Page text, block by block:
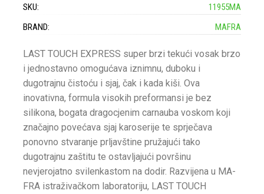
SKU:
11955MA
BRAND:
MAFRA
LAST TOUCH EXPRESS super brzi tekući vosak brzo
i jednostavno omogućava iznimnu, duboku i
dugotrajnu čistoću i sjaj, čak i kada kiši. Ova
inovativna, formula visokih preformansi je bez
silikona, bogata dragocjenim carnauba voskom koji
značajno povećava sjaj karoserije te sprječava
ponovno stvaranje prljavštine pružajući tako
dugotrajnu zaštitu te ostavljajući površinu
nevjerojatno svilenkastom na dodir. Razvijena u MA-
FRA istraživačkom laboratoriju, LAST TOUCH